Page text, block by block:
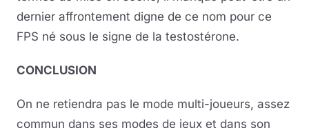
dernier affrontement digne de ce nom pour ce
FPS né sous le signe de la testostérone.
CONCLUSION
On ne retiendra pas le mode multi-joueurs, assez
commun dans ses modes de jeux et dans son